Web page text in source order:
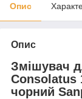
Опис
Опис
Змішувач
Consolatus
чорний